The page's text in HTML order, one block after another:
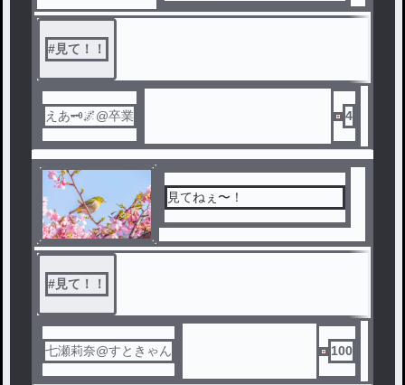
#見て！！
えあ🗝️🌌@卒業 4
見てねぇ〜！
#見て！！
七瀬莉奈@すときゃん 100